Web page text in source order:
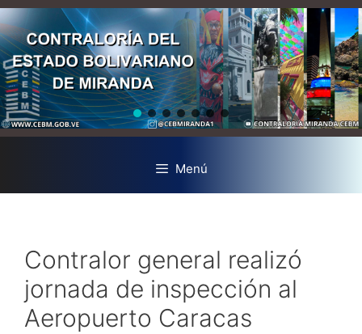
Menú
Contralor general realizó
jornada de inspección al
Aeropuerto Caracas